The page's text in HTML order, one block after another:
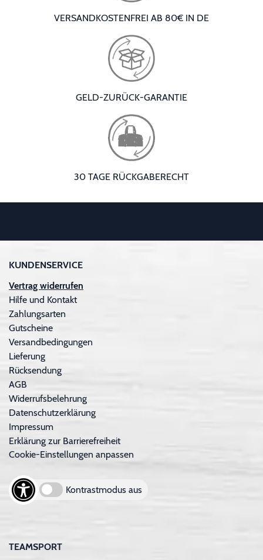
VERSANDKOSTENFREI AB 80€ IN DE
GELD-ZURÜCK-GARANTIE
30 TAGE RÜCKGABERECHT
KUNDENSERVICE
Vertrag widerrufen
Hilfe und Kontakt
Zahlungsarten
Gutscheine
Versandbedingungen
Lieferung
Rücksendung
AGB
Widerrufsbelehrung
Datenschutzerklärung
Impressum
Erklärung zur Barrierefreiheit
Cookie-Einstellungen anpassen
Kontrastmodus aus
TEAMSPORT